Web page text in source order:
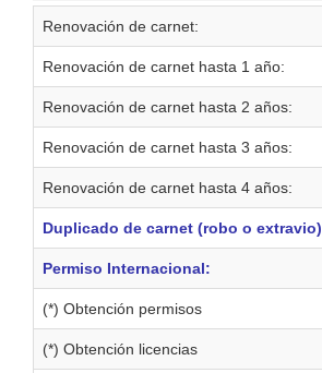
Renovación de carnet:
Renovación de carnet hasta 1 año:
Renovación de carnet hasta 2 años:
Renovación de carnet hasta 3 años:
Renovación de carnet hasta 4 años:
Duplicado de carnet (robo o extravio)
Permiso Internacional:
(*) Obtención permisos
(*) Obtención licencias